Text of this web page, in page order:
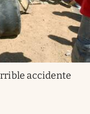
accidente